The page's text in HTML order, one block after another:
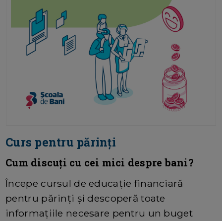
Curs pentru părinți
Cum discuți cu cei mici despre bani?
Începe cursul de educație financiară
pentru părinți și descoperă toate
informațiile necesare pentru un buget